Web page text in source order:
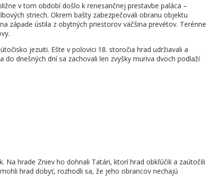
v tom období došlo k renesančnej prestavbe paláca –
striech. Okrem bašty zabezpečovali obranu objektu
západe ústila z obytných priestorov väčšina prevétov. Terénne
jezuiti. Ešte v polovici 18. storočia hrad udržiavali a
dnešných dní sa zachovali len zvyšky muriva dvoch podlaží
Na hrade Zniev ho dohnali Tatári, ktorí hrad obkľúčili a zaútočili
hrad dobyť, rozhodli sa, že jeho obrancov nechajú